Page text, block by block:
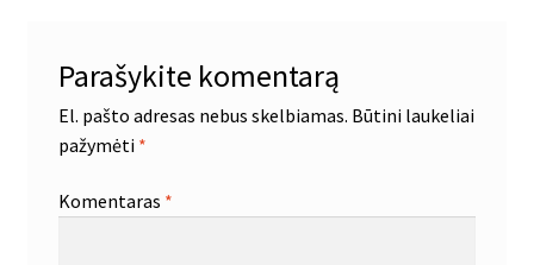
Parašykite komentarą
El. pašto adresas nebus skelbiamas. Būtini laukeliai
pažymėti *
Komentaras *